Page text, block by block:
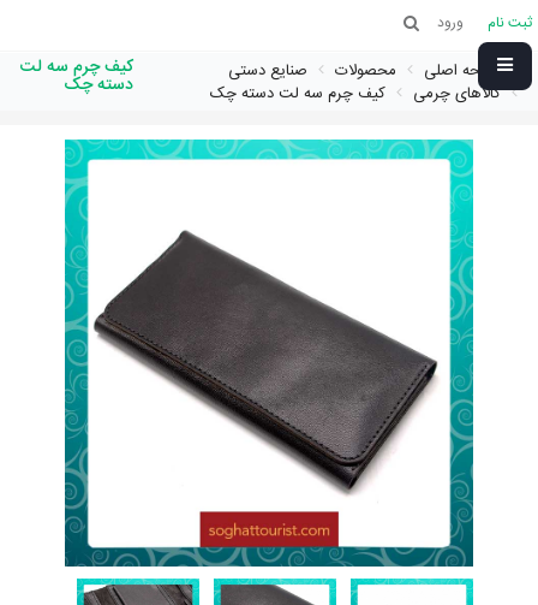
ثبت نام ورود
صفحه اصلی محصولات
صنایع دستی
کالاهای چرمی
کیف چرم سه لت دسته چک
کیف چرم سه لت
دسته چک